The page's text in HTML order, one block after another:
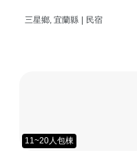
三星鄉, 宜蘭縣 | 民宿
11~20人包棟